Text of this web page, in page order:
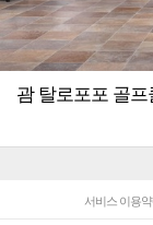
괌 탈로포포 골
서비스 이용